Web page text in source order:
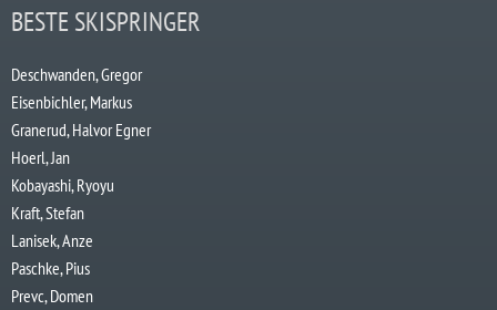
BESTE SKISPRINGER
Deschwanden, Gregor
Eisenbichler, Markus
Granerud, Halvor Egner
Hoerl, Jan
Kobayashi, Ryoyu
Kraft, Stefan
Lanisek, Anze
Paschke, Pius
Prevc, Domen